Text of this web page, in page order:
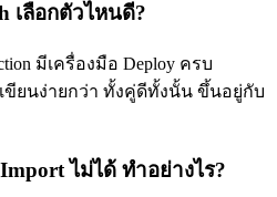
เลือกตัวไหนดี?
มีเครื่องมือ Deploy ครบ
เขียนง่ายกว่า ทั้งคู่ดีทั้งนั้น ขึ้นอยู่กับ
ไม่ได้ ทำอย่างไร?